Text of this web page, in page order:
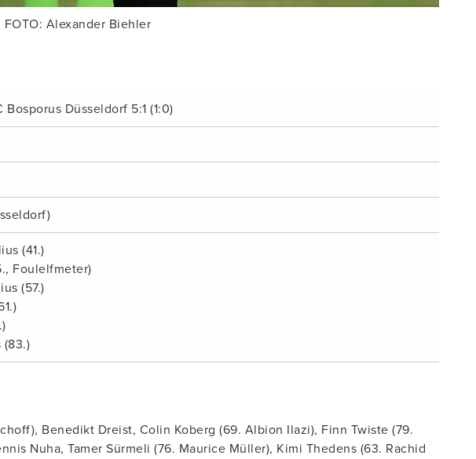
FOTO: Alexander Biehler
Bosporus Düsseldorf 5:1 (1:0)
(41.)
Foulelfmeter)
(57.)
(83.)
Benedikt Dreist, Colin Koberg (69. Albion Ilazi), Finn Twiste (79.
Nuha, Tamer Sürmeli (76. Maurice Müller), Kimi Thedens (63. Rachid